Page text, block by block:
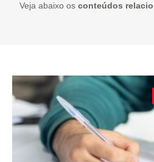
Veja abaixo os conteúdos